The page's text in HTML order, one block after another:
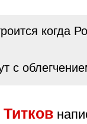
когда
с